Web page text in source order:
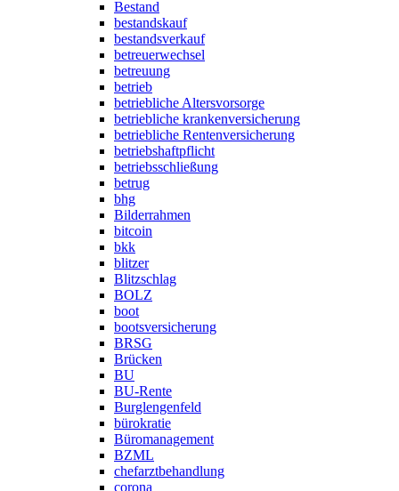
Bestand
bestandskauf
bestandsverkauf
betreuerwechsel
betreuung
betrieb
betriebliche Altersvorsorge
betriebliche krankenversicherung
betriebliche Rentenversicherung
betriebshaftpflicht
betriebsschließung
betrug
bhg
Bilderrahmen
bitcoin
bkk
blitzer
Blitzschlag
BOLZ
boot
bootsversicherung
BRSG
Brücken
BU
BU-Rente
Burglengenfeld
bürokratie
Büromanagement
BZML
chefarztbehandlung
corona